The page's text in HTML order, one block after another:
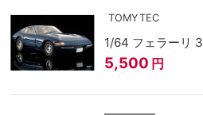
TOMYTEC
1/64 フェラーリ
5,500 円